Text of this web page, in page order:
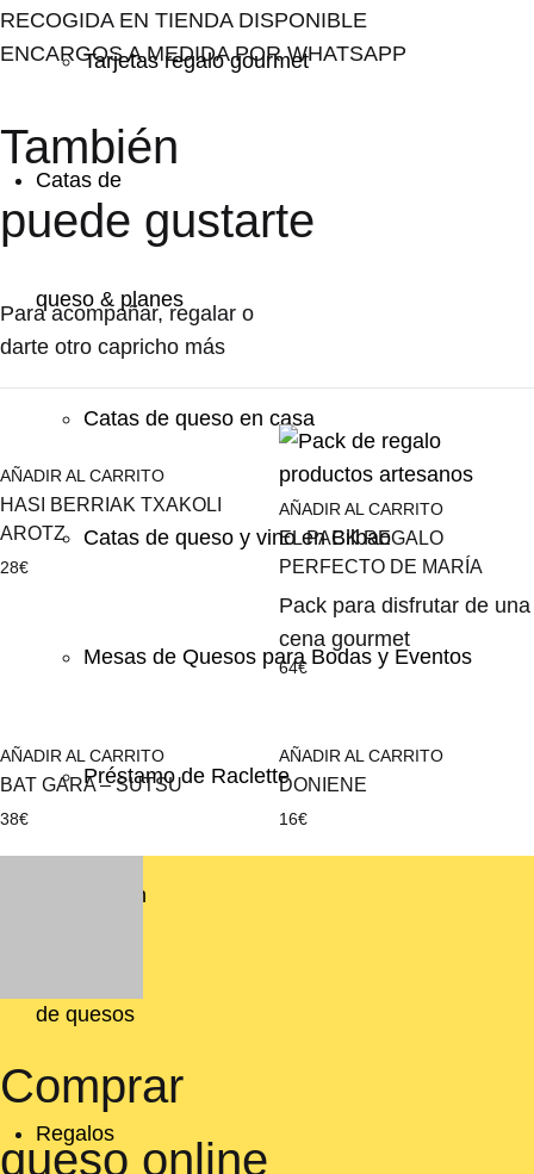
Tarjetas regalo gourmet
Catas de
queso & planes
Catas de queso en casa
Catas de queso y vino en Bilbao
Mesas de Quesos para Bodas y Eventos
Préstamo de Raclette
Suscripción
de quesos
Regalos
RECOGIDA EN TIENDA DISPONIBLE
ENCARGOS A MEDIDA POR WHATSAPP
También
puede gustarte
Para acompañar, regalar o
darte otro capricho más
AÑADIR AL CARRITO
HASI BERRIAK TXAKOLI
AROTZ
28€
AÑADIR AL CARRITO
EL PACK REGALO
PERFECTO DE MARÍA
Pack para disfrutar de una
cena gourmet
64€
AÑADIR AL CARRITO
BAT GARA – SUTSU
38€
AÑADIR AL CARRITO
DONIENE
16€
Comprar
queso online